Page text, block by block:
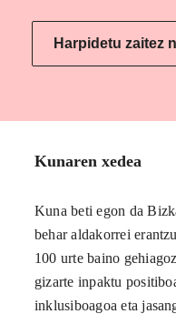
Harpidetu zaitez
Kunaren xedea
Kuna beti egon da
behar aldakorrei
100 urte baino
gizarte inpaktu
inklusiboagoa eta